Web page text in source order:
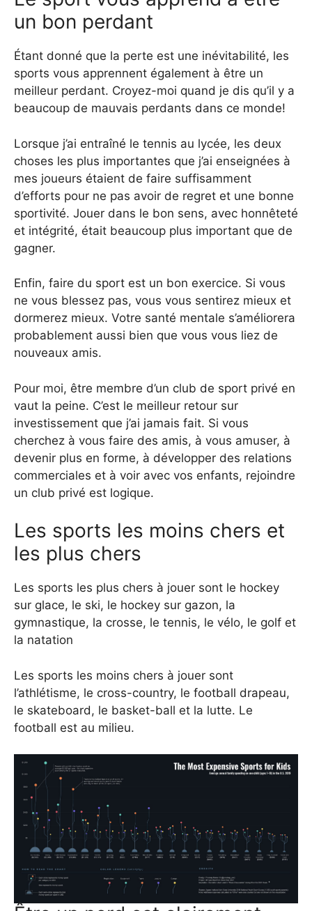
un bon perdant
Étant donné que la perte est une inévitabilité, les
sports vous apprennent également à être un
meilleur perdant. Croyez-moi quand je dis qu’il y a
beaucoup de mauvais perdants dans ce monde!
Lorsque j’ai entraîné le tennis au lycée, les deux
choses les plus importantes que j’ai enseignées à
mes joueurs étaient de faire suffisamment
d’efforts pour ne pas avoir de regret et une bonne
sportivité. Jouer dans le bon sens, avec honnêteté
et intégrité, était beaucoup plus important que de
gagner.
Enfin, faire du sport est un bon exercice. Si vous
ne vous blessez pas, vous vous sentirez mieux et
dormerez mieux. Votre santé mentale s’améliorera
probablement aussi bien que vous vous liez de
nouveaux amis.
Pour moi, être membre d’un club de sport privé en
vaut la peine. C’est le meilleur retour sur
investissement que j’ai jamais fait. Si vous
cherchez à vous faire des amis, à vous amuser, à
devenir plus en forme, à développer des relations
commerciales et à voir avec vos enfants, rejoindre
un club privé est logique.
Les sports les moins chers et
les plus chers
Les sports les plus chers à jouer sont le hockey
sur glace, le ski, le hockey sur gazon, la
gymnastique, la crosse, le tennis, le vélo, le golf et
la natation
Les sports les moins chers à jouer sont
l’athlétisme, le cross-country, le football drapeau,
le skateboard, le basket-ball et la lutte. Le
football est au milieu.